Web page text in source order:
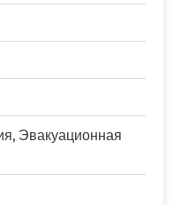
Эвакуационная